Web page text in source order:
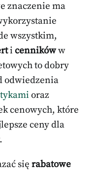
znaczenie ma
wszystkim,
i cennikóww
to dobry
odwiedzenia
oraz
cenowych, które
ceny dla
się rabatowe